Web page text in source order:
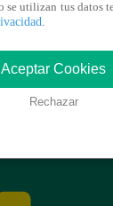
te
se utilizan tus datos
.
Aceptar Cookies
Rechazar